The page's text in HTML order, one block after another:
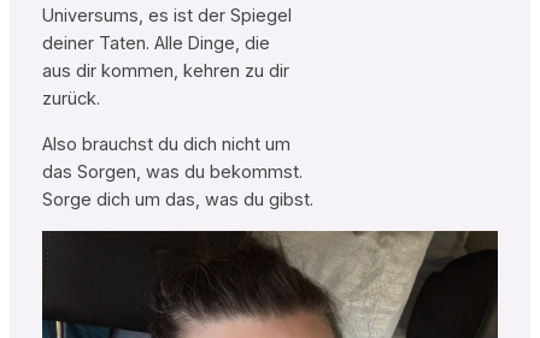
Universums, es ist der Spiegel
deiner Taten. Alle Dinge, die
aus dir kommen, kehren zu dir
zurück.
Also brauchst du dich nicht um
das Sorgen, was du bekommst.
Sorge dich um das, was du gibst.